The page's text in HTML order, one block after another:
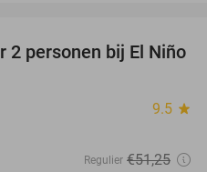
51%
2 personen bij El Niño
9.5 star
Regulier €51,25